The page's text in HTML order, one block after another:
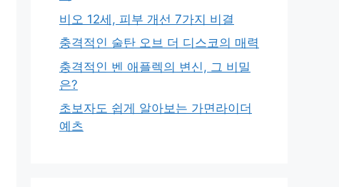
비오 12세, 피부 개선 7가지 비결
충격적인 술탄 오브 더 디스코의 매력
충격적인 벤 애플렉의 변신, 그 비밀
은?
초보자도 쉽게 알아보는 가면라이더
예츠